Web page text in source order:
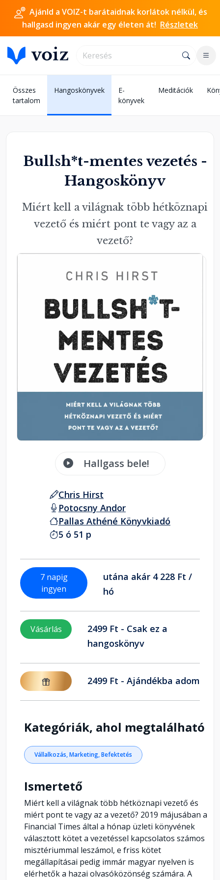
Ajánld a VOIZ-t barátaidnak korlátok nélkül, és
hallgasd ingyen akár egy életen át! Részletek
Összes
tartalom
Hangoskönyvek
E-
könyvek
Meditációk
Bullsh*t-mentes vezetés -
Hangoskönyv
Miért kell a világnak több hétköznapi
vezető és miért pont te vagy az a
vezető?
Hallgass bele!
Chris Hirst
Potocsny Andor
Pallas Athéné Könyvkiadó
5 ó 51 p
7 napig
ingyen
utána akár 4 228 Ft /
hó
Vásárlás
2499 Ft - Csak ez a
hangoskönyv
2499 Ft - Ajándékba adom
Kategóriák, ahol megtalálható
Vállalkozás, Marketing, Befektetés
Ismertető
Miért kell a világnak több hétköznapi vezető és
miért pont te vagy az a vezető? 2019 májusában a
Financial Times által a hónap üzleti könyvének
választott kötet a vezetéssel kapcsolatos számos
misztériummal leszámol, e friss kötet
megállapításai pedig immár magyar nyelven is
elérhetők a hazai olvasóközönség számára. A